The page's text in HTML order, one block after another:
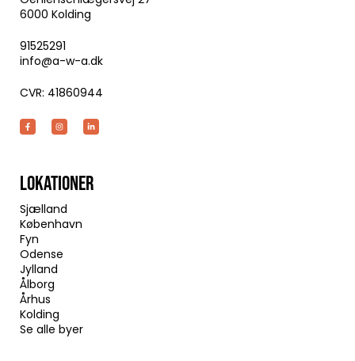
6000 Kolding
91525291
info@a-w-a.dk
CVR: 41860944
LOKATIONER
Sjælland
København
Fyn
Odense
Jylland
Ålborg
Århus
Kolding
Se alle byer